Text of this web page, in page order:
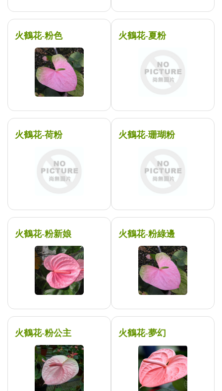
火鶴花-粉色 火鶴花-夏粉
火鶴花-荷粉 火鶴花-珊瑚粉
火鶴花-粉新娘 火鶴花-粉綠邊
火鶴花-粉公主 火鶴花-夢幻